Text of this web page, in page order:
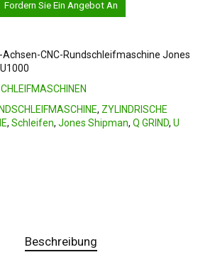
Fordern Sie Ein Angebot An
Achsen-CNC-Rundschleifmaschine Jones
, ZYLINDRISCHE
, Schleifen, Jones Shipman, Q GRIND, U
Beschreibung